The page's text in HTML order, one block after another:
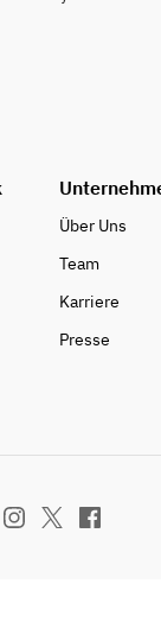
Über Uns
Team
Karriere
Presse